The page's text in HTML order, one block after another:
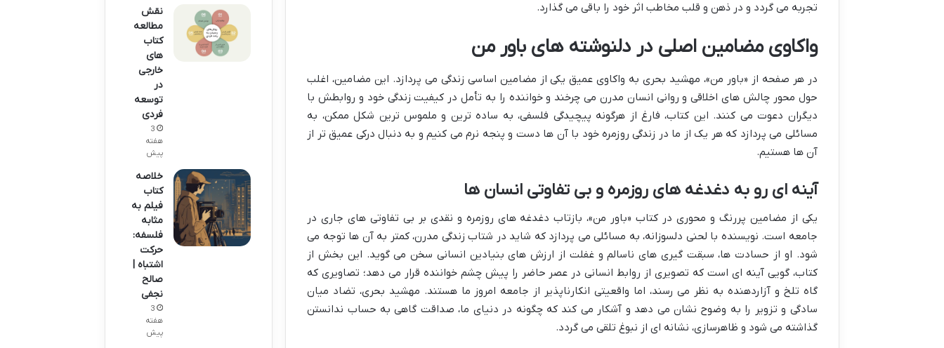
تجربه می گردد و در ذهن و قلب مخاطب اثر خود را باقی می گذارد.
واکاوی مضامین اصلی در دلنوشته های باور من
در هر صفحه از «باور من»، مهشید بحری به واکاوی عمیق یکی از مضامین اساسی زندگی می پردازد. این مضامین، اغلب
حول محور چالش های اخلاقی و روانی انسان مدرن می چرخند و خواننده را به تأمل در کیفیت زندگی خود و روابطش با
دیگران دعوت می کنند. این کتاب، فارغ از هرگونه پیچیدگی فلسفی، به ساده ترین و ملموس ترین شکل ممکن، به
مسائلی می پردازد که هر یک از ما در زندگی روزمره خود با آن ها دست و پنجه نرم می کنیم و به دنبال درکی عمیق تر از
آن ها هستیم.
آینه ای رو به دغدغه های روزمره و بی تفاوتی انسان ها
یکی از مضامین پررنگ و محوری در کتاب «باور من»، بازتاب دغدغه های روزمره و نقدی بر بی تفاوتی های جاری در
جامعه است. نویسنده با لحنی دلسوزانه، به مسائلی می پردازد که شاید در شتاب زندگی مدرن، کمتر به آن ها توجه می
شود. او از حسادت ها، سبقت گیری های ناسالم و غفلت از ارزش های بنیادین انسانی سخن می گوید. این بخش از
کتاب، گویی آینه ای است که تصویری از روابط انسانی در عصر حاضر را پیش چشم خواننده قرار می دهد؛ تصاویری که
گاه تلخ و آزاردهنده به نظر می رسند، اما واقعیتی انکارناپذیر از جامعه امروز ما هستند. مهشید بحری، تضاد میان
سادگی و تزویر را به وضوح نشان می دهد و آشکار می کند که چگونه در دنیای ما، صداقت گاهی به حساب ندانستن
گذاشته می شود و ظاهرسازی، نشانه ای از نبوغ تلقی می گردد.
نقش
مطالعه
کتاب
های
خارجی
در
توسعه
فردی
3
هفته
پیش
خلاصه
کتاب
فیلم به
مثابه
فلسفه:
حرکت
اشتباه |
صالح
نجفی
3
هفته
پیش